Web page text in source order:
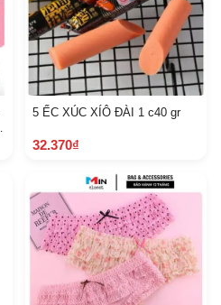
5 ẾC XÚC XÍÔ ĐÀI 1 c40 gr
32.370₫